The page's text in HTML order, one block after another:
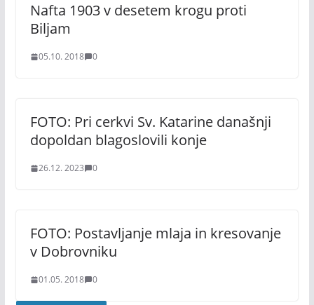
Nafta 1903 v desetem krogu proti
Biljam
05.10. 2018 0
FOTO: Pri cerkvi Sv. Katarine današnji
dopoldan blagoslovili konje
26.12. 2023 0
FOTO: Postavljanje mlaja in kresovanje
v Dobrovniku
01.05. 2018 0